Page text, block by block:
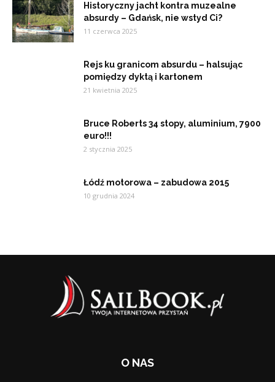
Historyczny jacht kontra muzealne
absurdy – Gdańsk, nie wstyd Ci?
11 czerwca 2025
Rejs ku granicom absurdu – halsując
pomiędzy dyktą i kartonem
21 kwietnia 2025
Bruce Roberts 34 stopy, aluminium, 7900
euro!!!
2 stycznia 2025
Łódź motorowa – zabudowa 2015
10 grudnia 2024
O NAS